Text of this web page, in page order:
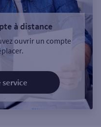
à distance
ouvrir un compte
service